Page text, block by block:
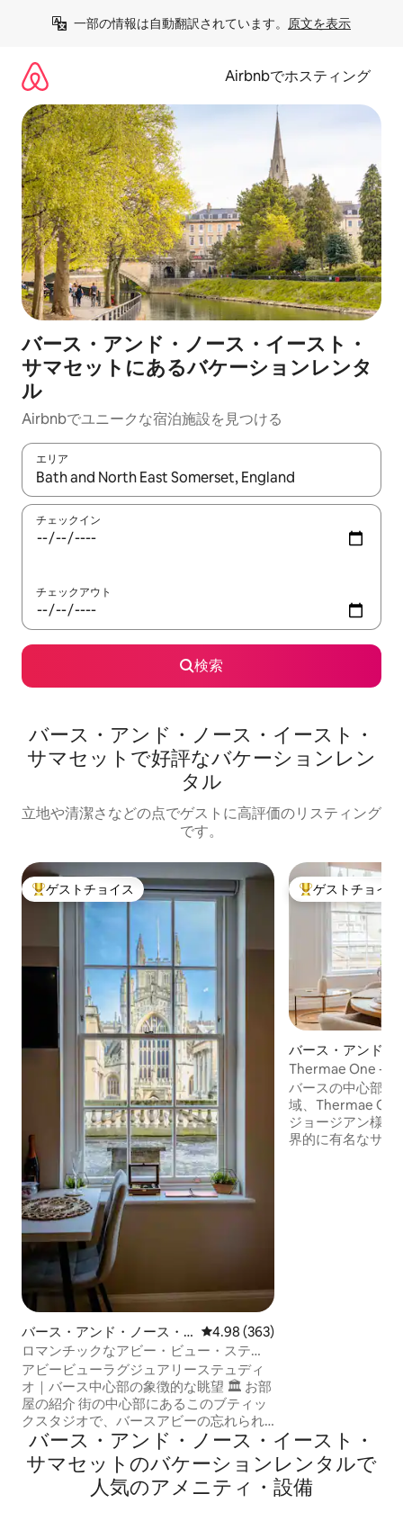
一部の情報は自動翻訳されています。 原文を表示
Airbnbでホスティング
バース・アンド・ノース・イースト・
サマセットにあるバケーションレンタ
ル
Airbnbでユニークな宿泊施設を見つける
エリア
検索結果が表示されたら、上下の矢印キーを使って移動するか
チェックイン
チェックアウト
検索
バース・アンド・ノース・イースト・
サマセットで好評なバケーションレン
タル
立地や清潔さなどの点でゲストに高評価のリスティング
です。
大好評のゲストチョイスです。
ゲストチョイス
バース・アンド・ノース・
イースト・サマセットのマ
ンション・アパート
レビュー363件、5つ星中4.98つ
4.98 (363)
ロマンチックなアビー・ビュー・ステ
イ・ラグジュアリー・セントラル・バ
ス・フラット
アビービューラグジュアリーステュディ
オ｜バース中心部の象徴的な眺望 🏛 お部
屋の紹介 街の中心部にあるこのブティッ
クスタジオで、バースアビーの忘れられ
ない景色に目覚めましょう。グレードIの
ジョージアン様式の建物件にあるこのア
パートは、歴史的な魅力と現代的な贅沢
が融合しています。外に出ると、ローマ
大好評のゲスト
ゲストチョイス
バース・アンド・
ースト・サマセッ
ョン・アパート
Thermae One -
り、エレガント。
バースの中心部に
域、Thermae
ジョージアン様式
界的に有名なサー
バース・アンド・ノース・イースト・
サマセットのバケーションレンタルで
人気のアメニティ・設備